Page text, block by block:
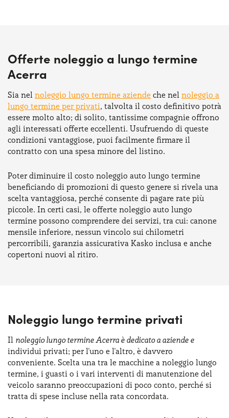
Offerte noleggio a lungo termine
Acerra
Sia nel noleggio lungo termine aziende che nel noleggio a
lungo termine per privati, talvolta il costo definitivo potrà
essere molto alto; di solito, tantissime compagnie offrono
agli interessati offerte eccellenti. Usufruendo di queste
condizioni vantaggiose, puoi facilmente firmare il
contratto con una spesa minore del listino.
Poter diminuire il costo noleggio auto lungo termine
beneficiando di promozioni di questo genere si rivela una
scelta vantaggiosa, perché consente di pagare rate più
piccole. In certi casi, le offerte noleggio auto lungo
termine possono comprendere dei servizi, tra cui: canone
mensile inferiore, nessun vincolo sui chilometri
percorribili, garanzia assicurativa Kasko inclusa e anche
copertoni nuovi al ritiro.
Noleggio lungo termine privati
Il noleggio lungo termine Acerra è dedicato a aziende e
individui privati; per l'uno e l'altro, è davvero
conveniente. Scelta una tra le macchine a noleggio lungo
termine, i guasti o i vari interventi di manutenzione del
veicolo saranno preoccupazioni di poco conto, perché si
tratta di spese incluse nella rata concordata.